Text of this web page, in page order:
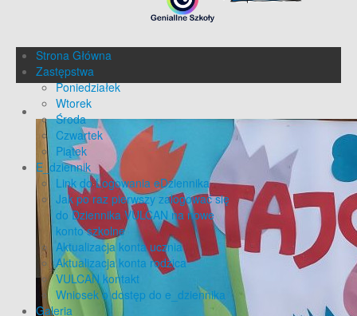
Strona Główna
Zastępstwa
Poniedziałek
Wtorek
Środa
Czwartek
Piątek
E_dziennik
Link do Logowania eDziennika
Jak po raz pierwszy zalogować się
do Dziennika VULCAN na nowe
konto szkolne
Aktualizacja konta ucznia
Aktualizacja konta rodzica
VULCAN kontakt
Wniosek o dostęp do e_dziennika
Galeria